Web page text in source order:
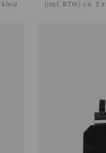
kleur (incl. BTW) v.a. 3